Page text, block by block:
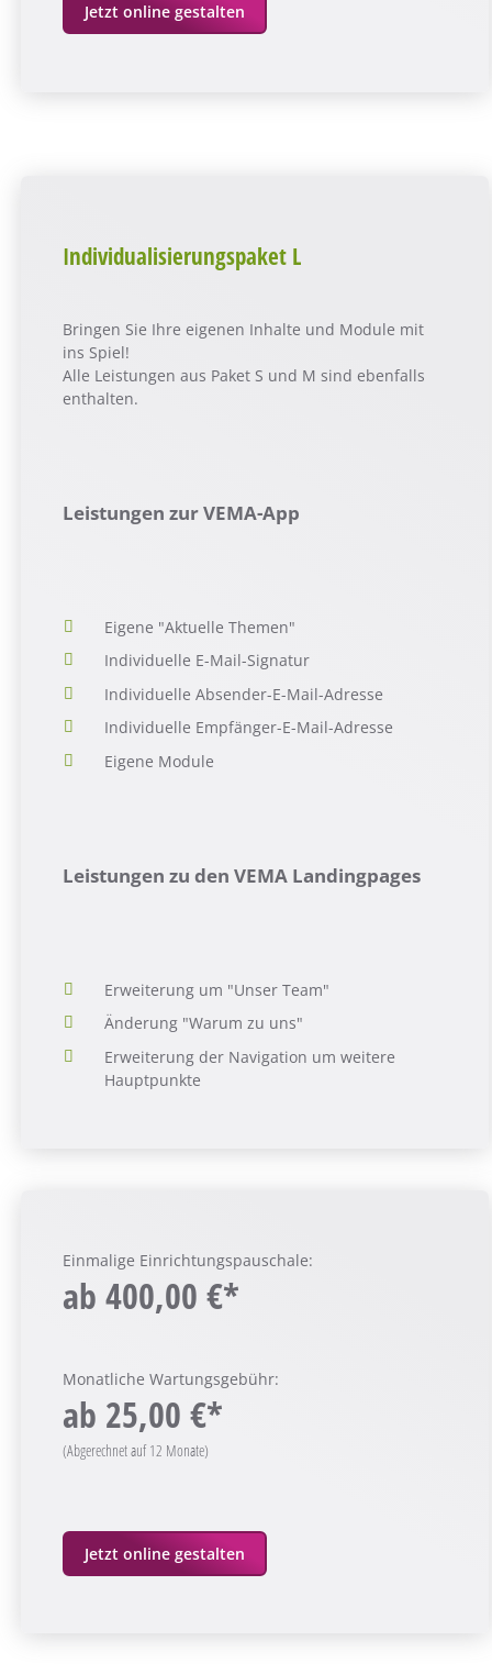
Jetzt online gestalten
Individualisierungspaket L
Bringen Sie Ihre eigenen Inhalte und Module mit
ins Spiel!
Alle Leistungen aus Paket S und M sind ebenfalls
enthalten.
Leistungen zur VEMA-App
Eigene "Aktuelle Themen"
Individuelle E-Mail-Signatur
Individuelle Absender-E-Mail-Adresse
Individuelle Empfänger-E-Mail-Adresse
Eigene Module
Leistungen zu den VEMA Landingpages
Erweiterung um "Unser Team"
Änderung "Warum zu uns"
Erweiterung der Navigation um weitere
Hauptpunkte
Einmalige Einrichtungspauschale:
ab400,00 €*
Monatliche Wartungsgebühr:
ab 25,00 €*
(Abgerechnet auf 12 Monate)
Jetzt online gestalten